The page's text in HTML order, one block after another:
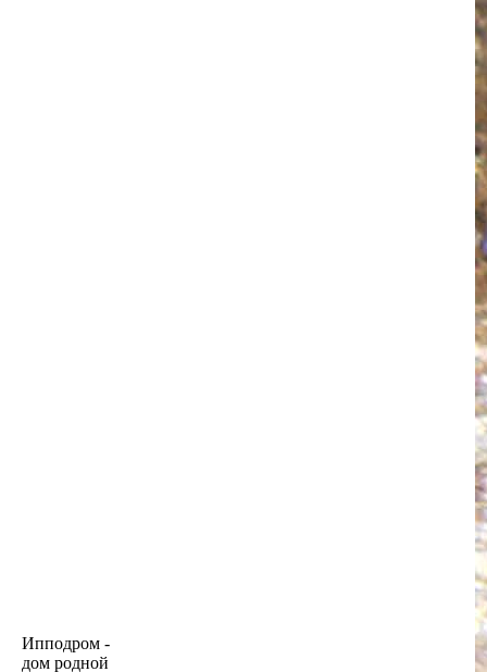
Ипподром -
дом родной